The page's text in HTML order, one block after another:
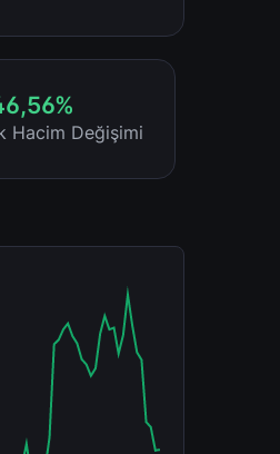
Hacim Değişimi